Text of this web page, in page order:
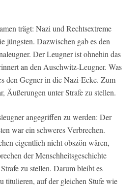
trägt: Nazi und Rechtsextreme
jüngsten. Dazwischen gab es den
Der Leugner ist ohnehin das
an den Auschwitz-Leugner. Was
den Gegner in die Nazi-Ecke. Zum
Äußerungen unter Strafe zu stellen.
angegriffen zu werden: Der
war ein schweres Verbrechen.
eigentlich nicht obszön wären,
der Menschheitsgeschichte
zu stellen. Darum bleibt es
titulieren, auf der gleichen Stufe wie